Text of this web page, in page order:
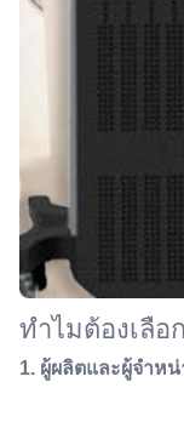
ทําไมต้องเลือ
1. ผู้ผลิตและผู้จําห